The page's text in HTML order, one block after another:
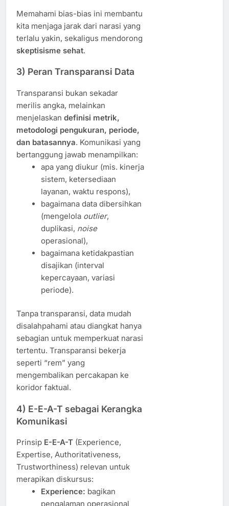
Memahami bias-bias ini membantu
kita menjaga jarak dari narasi yang
terlalu yakin, sekaligus mendorong
skeptisisme sehat.
3) Peran Transparansi Data
Transparansi bukan sekadar
merilis angka, melainkan
menjelaskan definisi metrik,
metodologi pengukuran, periode,
dan batasannya. Komunikasi yang
bertanggung jawab menampilkan:
apa yang diukur (mis. kinerja
sistem, ketersediaan
layanan, waktu respons),
bagaimana data dibersihkan
(mengelola outlier,
duplikasi, noise
operasional),
bagaimana ketidakpastian
disajikan (interval
kepercayaan, variasi
periode).
Tanpa transparansi, data mudah
disalahpahami atau diangkat hanya
sebagian untuk memperkuat narasi
tertentu. Transparansi bekerja
seperti “rem” yang
mengembalikan percakapan ke
koridor faktual.
4) E-E-A-T sebagai Kerangka
Komunikasi
Prinsip E-E-A-T (Experience,
Expertise, Authoritativeness,
Trustworthiness) relevan untuk
merapikan diskursus:
Experience: bagikan
pengalaman operasional